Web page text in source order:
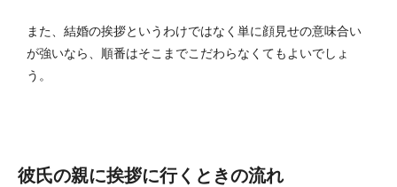
また、結婚の挨拶というわけではなく単に顔見せの意味合い
が強いなら、順番はそこまでこだわらなくてもよいでしょ
う。
彼氏の親に挨拶に行くときの流れ